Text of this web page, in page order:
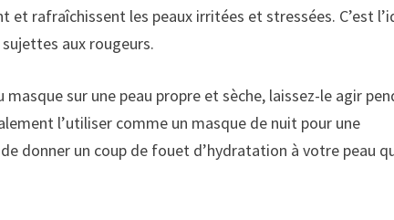
rafraîchissent les peaux irritées et stressées. C’est
aux rougeurs.
masque sur une peau propre et sèche, laissez-le agir
l’utiliser comme un masque de nuit pour une
donner un coup de fouet d’hydratation à votre peau